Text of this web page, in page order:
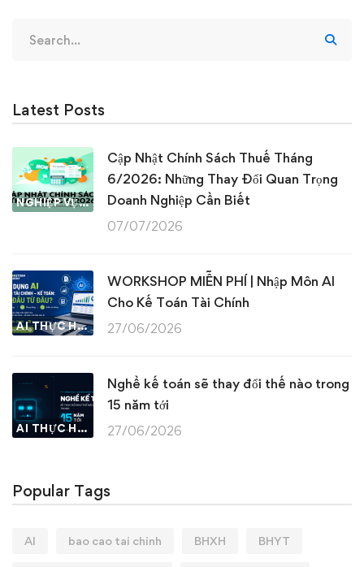
for:
Latest Posts
NGHIỆP VỤ KẾ TOÁN & THUẾ
Cập Nhật Chính Sách Thuế Tháng
6/2026: Những Thay Đổi Quan Trọng
Doanh Nghiệp Cần Biết
07/07/2026
AI THỰC HÀNH
WORKSHOP MIỄN PHÍ | Nhập Môn AI
Cho Kế Toán Tài Chính
27/06/2026
AI THỰC HÀNH
Nghề kế toán sẽ thay đổi thế nào trong
15 năm tới
27/06/2026
Popular Tags
AI bao cao tai chinh BHXH BHYT